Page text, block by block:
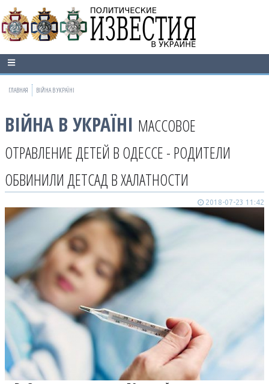
ГЛАВНАЯ ВІЙНА В УКРАЇНІ
ВІЙНА В УКРАЇНІ МАССОВОЕ
ОТРАВЛЕНИЕ ДЕТЕЙ В ОДЕССЕ - РОДИТЕЛИ
ОБВИНИЛИ ДЕТСАД В ХАЛАТНОСТИ
2018-07-23 11:42